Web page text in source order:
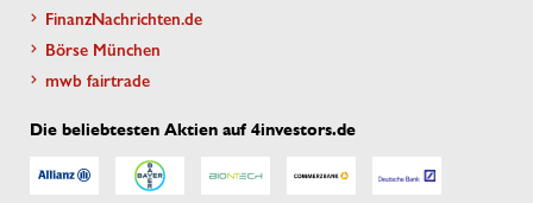
FinanzNachrichten.de
Börse München
mwb fairtrade
Die beliebtesten Aktien auf 4investors.de